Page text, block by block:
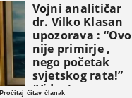
Vojni analitičar
dr. Vilko Klasan
upozorava : “Ovo
nije primirje ,
nego početak
svjetskog rata!”
(Video)
Pročitaj čitav članak